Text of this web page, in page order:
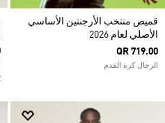
قميص منتخب الأرجنتين الأساسي
الأصلي لعام 2026
QR 719.00
الرجال كرة القدم